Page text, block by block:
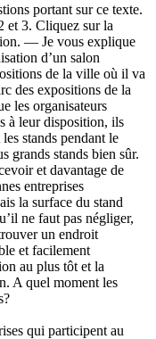
portant sur ce texte.
et 3. Cliquez sur la
— Je vous explique
d’un salon
de la ville où il va
des expositions de la
les organisateurs
à leur disposition, ils
stands pendant le
grands stands bien sûr.
et davantage de
entreprises
la surface du stand
ne faut pas négliger,
un endroit
et facilement
au plus tôt et la
A quel moment les
qui participent au